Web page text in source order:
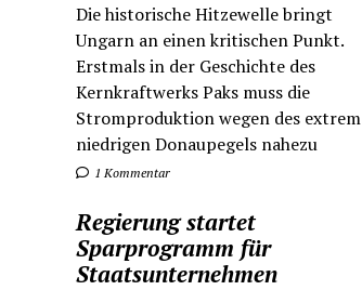
Die historische Hitzewelle bringt
Ungarn an einen kritischen Punkt.
Erstmals in der Geschichte des
Kernkraftwerks Paks muss die
Stromproduktion wegen des extrem
niedrigen Donaupegels nahezu
1 Kommentar
Regierung startet
Sparprogramm für
Staatsunternehmen